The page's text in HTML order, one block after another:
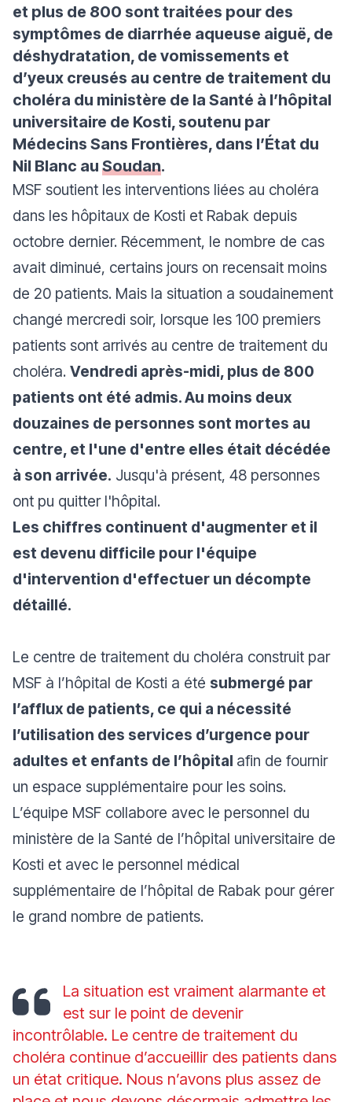
et plus de 800 sont traitées pour des
symptômes de diarrhée aqueuse aiguë, de
déshydratation, de vomissements et
d’yeux creusés au centre de traitement du
choléra du ministère de la Santé à l’hôpital
universitaire de Kosti, soutenu par
Médecins Sans Frontières, dans l’État du
Nil Blanc au Soudan.
MSF soutient les interventions liées au choléra
dans les hôpitaux de Kosti et Rabak depuis
octobre dernier. Récemment, le nombre de cas
avait diminué, certains jours on recensait moins
de 20 patients. Mais la situation a soudainement
changé mercredi soir, lorsque les 100 premiers
patients sont arrivés au centre de traitement du
choléra. Vendredi après-midi, plus de 800
patients ont été admis. Au moins deux
douzaines de personnes sont mortes au
centre, et l'une d'entre elles était décédée
à son arrivée. Jusqu'à présent, 48 personnes
ont pu quitter l'hôpital.
Les chiffres continuent d'augmenter et il
est devenu difficile pour l'équipe
d'intervention d'effectuer un décompte
détaillé.
Le centre de traitement du choléra construit par
MSF à l’hôpital de Kosti a été submergé par
l’afflux de patients, ce qui a nécessité
l’utilisation des services d’urgence pour
adultes et enfants de l’hôpital afin de fournir
un espace supplémentaire pour les soins.
L’équipe MSF collabore avec le personnel du
ministère de la Santé de l’hôpital universitaire de
Kosti et avec le personnel médical
supplémentaire de l’hôpital de Rabak pour gérer
le grand nombre de patients.
La situation est vraiment alarmante et
est sur le point de devenir
incontrôlable. Le centre de traitement du
choléra continue d’accueillir des patients dans
un état critique. Nous n’avons plus assez de